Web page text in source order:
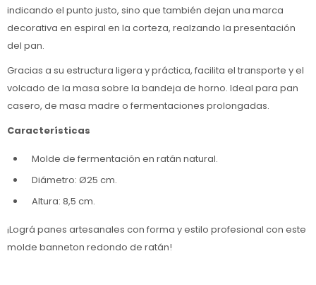
indicando el punto justo, sino que también dejan una marca
decorativa en espiral en la corteza, realzando la presentación
del pan.
Gracias a su estructura ligera y práctica, facilita el transporte y el
volcado de la masa sobre la bandeja de horno. Ideal para pan
casero, de masa madre o fermentaciones prolongadas.
Características
Molde de fermentación en ratán natural.
Diámetro: Ø25 cm.
Altura: 8,5 cm.
¡Lográ panes artesanales con forma y estilo profesional con este
molde banneton redondo de ratán!